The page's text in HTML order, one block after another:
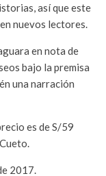
así que este
nuevos lectores.
en nota de
bajo la premisa
una narración
es de S/59
2017.